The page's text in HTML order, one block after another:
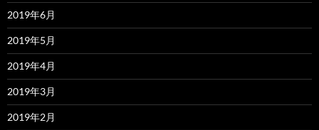
2019年6月
2019年5月
2019年4月
2019年3月
2019年2月